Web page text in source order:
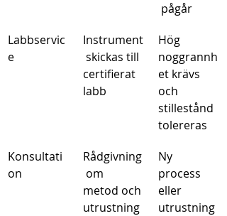
pågår
Labbservic
e
Instrument
skickas till
certifierat
labb
Hög
noggrannh
et krävs
och
stillestånd
tolereras
Konsultati
on
Rådgivning
om
metod och
utrustning
Ny
process
eller
utrustning